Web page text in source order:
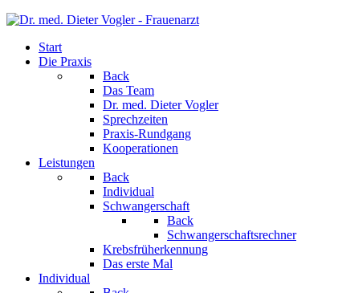
Start
Die Praxis
Back
Das Team
Dr. med. Dieter Vogler
Sprechzeiten
Praxis-Rundgang
Kooperationen
Leistungen
Back
Individual
Schwangerschaft
Back
Schwangerschaftsrechner
Krebsfrüherkennung
Das erste Mal
Individual